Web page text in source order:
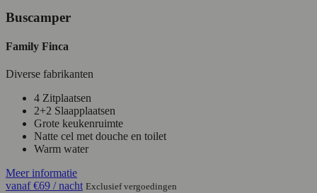
Buscamper
Family Finca
Diverse fabrikanten
4 Zitplaatsen
2+2 Slaapplaatsen
Grote keukenruimte
Natte cel met douche en toilet
Warm water
Meer informatie
vanaf€69 / nacht Exclusief vergoedingen